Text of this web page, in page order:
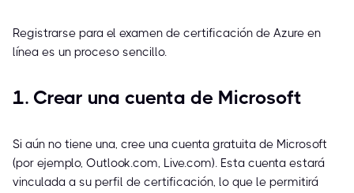
Registrarse para el examen de certificación de Azure en
línea es un proceso sencillo.
1. Crear una cuenta de Microsoft
Si aún no tiene una, cree una cuenta gratuita de Microsoft
(por ejemplo, Outlook.com, Live.com). Esta cuenta estará
vinculada a su perfil de certificación, lo que le permitirá